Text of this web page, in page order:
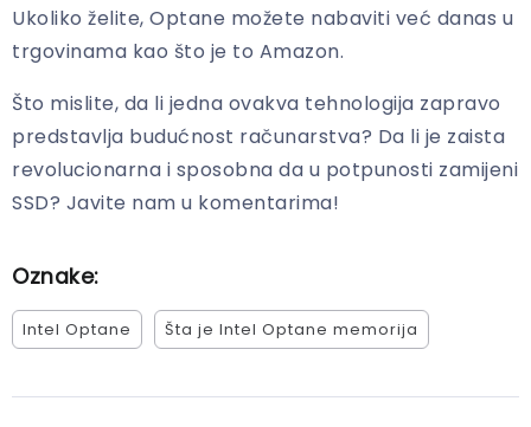
Ukoliko želite, Optane možete nabaviti već danas u
trgovinama kao što je to Amazon.
Što mislite, da li jedna ovakva tehnologija zapravo
predstavlja budućnost računarstva? Da li je zaista
revolucionarna i sposobna da u potpunosti zamijeni
SSD? Javite nam u komentarima!
Oznake:
Intel Optane Šta je Intel Optane memorija